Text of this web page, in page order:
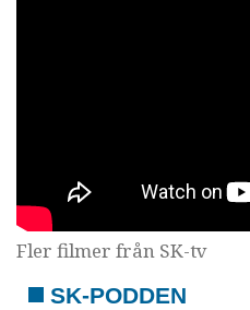
Fler filmer från SK-tv
SK-PODDEN